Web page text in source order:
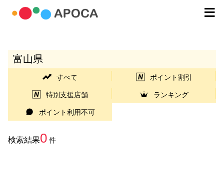
富山県
すべて ポイント割引
特別支援店舗 ランキング
ポイント利用不可
検索結果0 件